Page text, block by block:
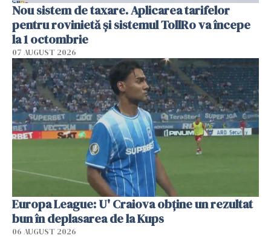
Nou sistem de taxare. Aplicarea tarifelor
pentru rovinietă şi sistemul TollRo va începe
la 1 octombrie
07 AUGUST 2026
Europa League: U' Craiova obține un rezultat
bun în deplasarea de la Kups
06 AUGUST 2026